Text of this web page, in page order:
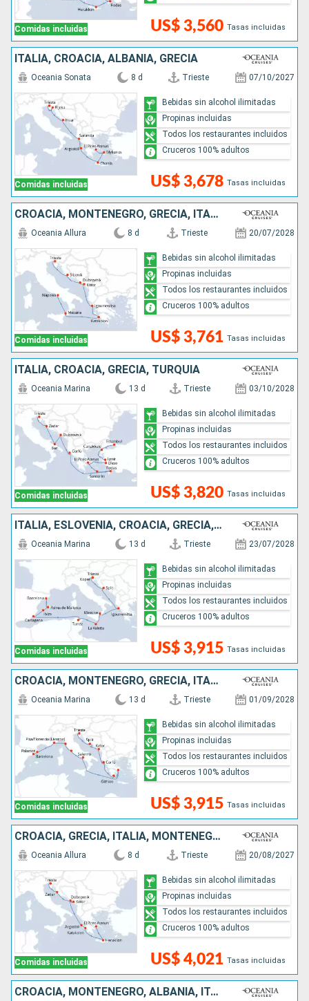
Comidas incluidas US$ 3,560 Tasas incluidas
ITALIA, CROACIA, ALBANIA, GRECIA
Comidas incluidas
Oceania Sonata 8 d Trieste 07/10/2027
US$ 3,678 Tasas incluidas
Bebidas sin alcohol ilimitadas
Propinas incluidas
Todos los restaurantes incluidos
Cruceros 100% adultos
CROACIA, MONTENEGRO, GRECIA, ITALIA
Comidas incluidas
Oceania Allura 8 d Trieste 20/07/2028
US$ 3,761 Tasas incluidas
Bebidas sin alcohol ilimitadas
Propinas incluidas
Todos los restaurantes incluidos
Cruceros 100% adultos
ITALIA, CROACIA, GRECIA, TURQUÍA
Comidas incluidas
Oceania Marina 13 d Trieste 03/10/2028
US$ 3,820 Tasas incluidas
Bebidas sin alcohol ilimitadas
Propinas incluidas
Todos los restaurantes incluidos
Cruceros 100% adultos
ITALIA, ESLOVENIA, CROACIA, GRECIA, MALTA, TÚNEZ, ESPAÑA
Comidas incluidas
Oceania Marina 13 d Trieste 23/07/2028
US$ 3,915 Tasas incluidas
Bebidas sin alcohol ilimitadas
Propinas incluidas
Todos los restaurantes incluidos
Cruceros 100% adultos
CROACIA, MONTENEGRO, GRECIA, ITALIA, MONACO, ESPAÑA
Comidas incluidas
Oceania Marina 13 d Trieste 01/09/2028
US$ 3,915 Tasas incluidas
Bebidas sin alcohol ilimitadas
Propinas incluidas
Todos los restaurantes incluidos
Cruceros 100% adultos
CROACIA, GRECIA, ITALIA, MONTENEGRO
Comidas incluidas
Oceania Allura 8 d Trieste 20/08/2027
US$ 4,021 Tasas incluidas
Bebidas sin alcohol ilimitadas
Propinas incluidas
Todos los restaurantes incluidos
Cruceros 100% adultos
CROACIA, MONTENEGRO, ALBANIA, ITALIA